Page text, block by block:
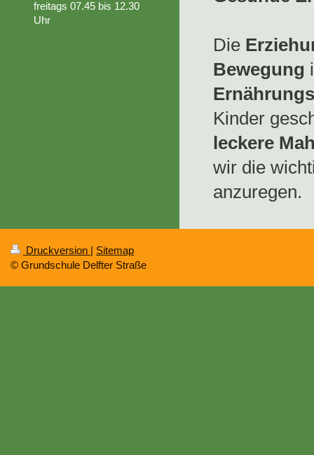
Die
Bewegung
Kinder
leckere
wir die
anzuregen.
freitags 07.45 bis 12.30
Uhr
Druckversion | Sitemap
© Grundschule Delfter Straße